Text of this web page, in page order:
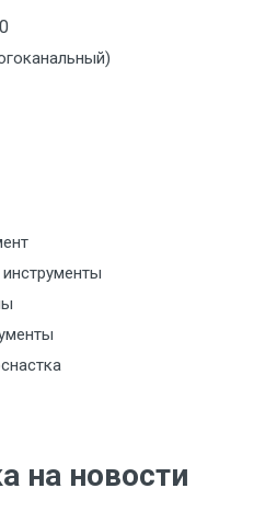
на новости